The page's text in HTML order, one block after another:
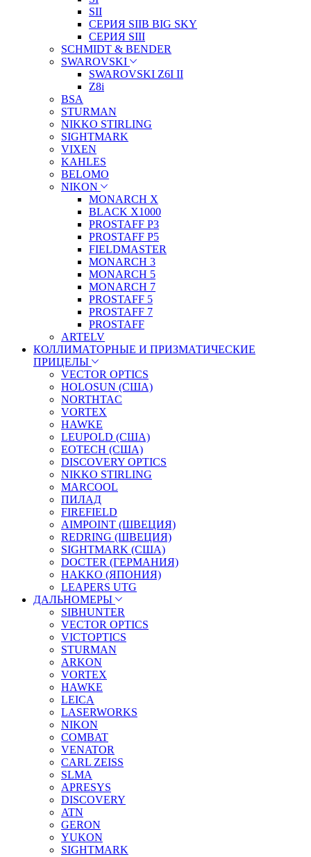
SII
СЕРИЯ SIIB BIG SKY
СЕРИЯ SIII
SCHMIDT & BENDER
SWAROVSKI
SWAROVSKI Z6I II
Z8i
BSA
STURMAN
NIKKO STIRLING
SIGHTMARK
VIXEN
KAHLES
BELOMO
NIKON
MONARCH X
BLACK X1000
PROSTAFF P3
PROSTAFF P5
FIELDMASTER
MONARCH 3
MONARCH 5
MONARCH 7
PROSTAFF 5
PROSTAFF 7
PROSTAFF
ARTELV
КОЛЛИМАТОРНЫЕ И ПРИЗМАТИЧЕСКИЕ
ПРИЦЕЛЫ
VECTOR OPTICS
HOLOSUN (США)
NORTHTAC
VORTEX
HAWKE
LEUPOLD (США)
EOTECH (США)
DISCOVERY OPTICS
NIKKO STIRLING
MARCOOL
ПИЛАД
FIREFIELD
AIMPOINT (ШВЕЦИЯ)
REDRING (ШВЕЦИЯ)
SIGHTMARK (США)
DOCTER (ГЕРМАНИЯ)
HAKKO (ЯПОНИЯ)
LEAPERS UTG
ДАЛЬНОМЕРЫ
SIBHUNTER
VECTOR OPTICS
VICTOPTICS
STURMAN
ARKON
VORTEX
HAWKE
LEICA
LASERWORKS
NIKON
COMBAT
VENATOR
CARL ZEISS
SLMA
APRESYS
DISCOVERY
ATN
GERON
YUKON
SIGHTMARK